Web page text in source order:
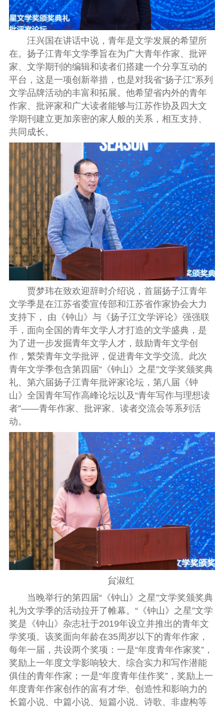
汪兴国在讲话中说，青年是文学发展的希望所
在。扬子江青年文学季旨在为广大青年作家、批评
家、文学期刊的编辑和读者们搭建一个分享互动的
平台，这是一项创新举措，也是对我省“扬子江”系列
文学品牌活动的丰富和拓展。他希望省内外的青年
作家、批评家和广大读者能够与江苏作协及四大文
学期刊建立更加亲密的家人般的关系，相互支持、
共同成长。
贾梦玮在致欢迎辞时介绍说，首届扬子江青年
文学季是在江苏省委宣传部和江苏省作家协会大力
支持下， 由《钟山》与《扬子江文学评论》强强联
手，面向全国的青年文学人才打造的文学盛典，是
为了进一步发掘青年文学人才，鼓励青年文学创
作，繁荣青年文学批评，促进青年文学交流。此次
青年文学季包含第四届“《钟山》之星”文学奖颁奖典
礼、第六届扬子江青年批评家论坛，第八届《钟
山》全国青年写作高峰论坛以及“青年写作与理想读
者”——青年作家、批评家、读者交流会等系列活
动。
貟淑红
当晚举行的第四届“《钟山》之星”文学奖颁奖典
礼为文学季的活动拉开了帷幕。“《钟山》之星”文学
奖是《钟山》杂志社于2019年设立并推出的青年文
学奖项。该奖面向年龄在35周岁以下的青年作家，
每年一届，共设两个奖项：一是“年度青年作家奖”，
奖励上一年度文学影响较大、综合实力和写作潜能
俱佳的青年作家；一是“年度青年佳作奖”，奖励上一
年度青年作家创作的富有才华、创造性和影响力的
长篇小说、中篇小说、短篇小说、诗歌、非虚构等